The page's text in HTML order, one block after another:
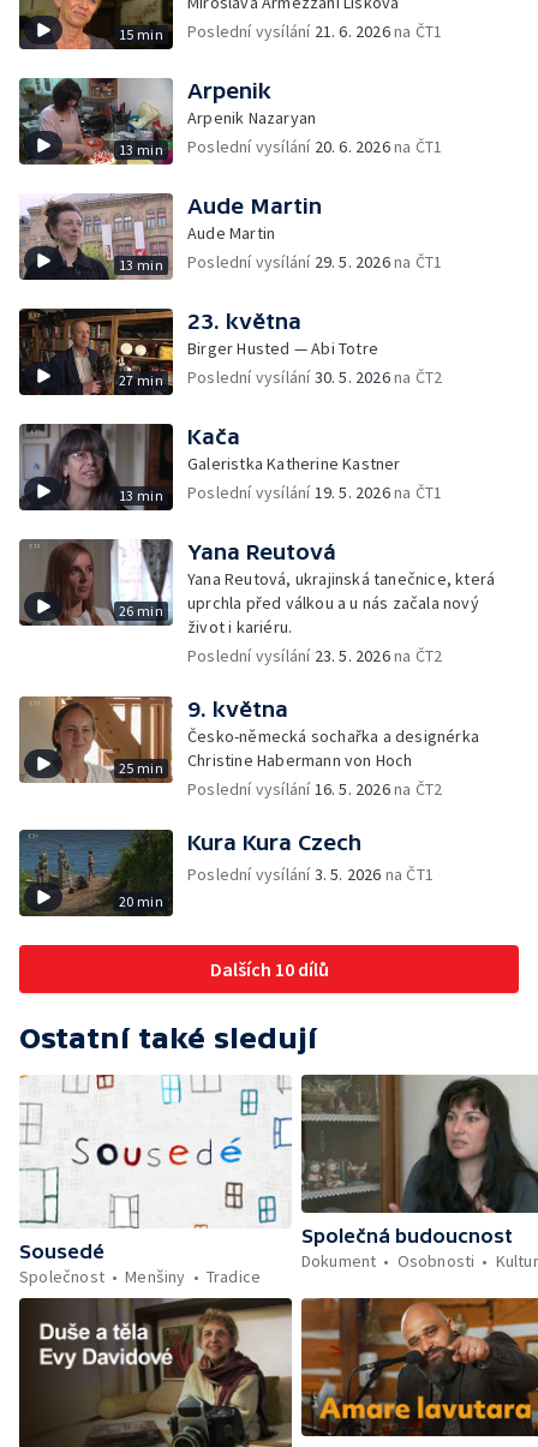
15 min
Poslední vysílání 21. 6. 2026na ČT1
13 min
Arpenik
Arpenik Nazaryan
Poslední vysílání 20. 6. 2026na ČT1
13 min
Aude Martin
Aude Martin
Poslední vysílání 29. 5. 2026na ČT1
27 min
23. května
Birger Husted — Abi Totre
Poslední vysílání30. 5. 2026na ČT2
13 min
Kača
Galeristka Katherine Kastner
Poslední vysílání19. 5. 2026na ČT1
26 min
Yana Reutová
Yana Reutová, ukrajinská tanečnice, která
uprchla před válkou a u nás začala nový
život i kariéru.
Poslední vysílání 23. 5. 2026na ČT2
25 min
9. května
Česko-německá sochařka a designérka
Christine Habermann von Hoch
Poslední vysílání16. 5. 2026na ČT2
20 min
Kura Kura Czech
Poslední vysílání3. 5. 2026 na ČT1
Dalších 10 dílů
Ostatní také sledují
Sousedé
Společnost
Menšiny Tradice
Společná budoucnost
Dokument
Osobnosti